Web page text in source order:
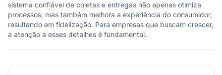
sistema confiável de coletas e entregas não apenas otimiza
processos, mas também melhora a experiência do consumidor,
resultando em fidelização. Para empresas que buscam crescer,
a atenção a esses detalhes é fundamental.